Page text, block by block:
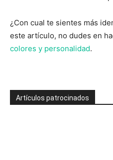
¿Con cual te sientes más
este artículo, no dudes en
colores y personalidad.
Artículos patrocinados